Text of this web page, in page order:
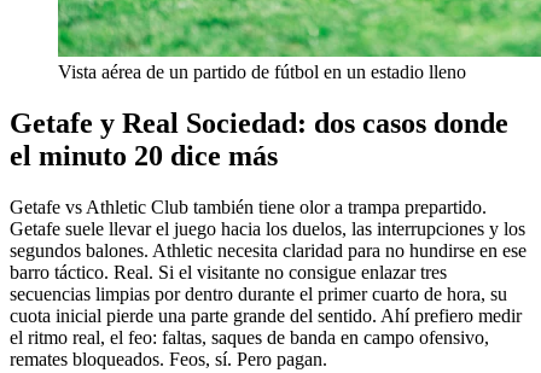
Vista aérea de un partido de fútbol en un estadio lleno
Getafe y Real Sociedad: dos casos donde
el minuto 20 dice más
Getafe vs Athletic Club también tiene olor a trampa prepartido.
Getafe suele llevar el juego hacia los duelos, las interrupciones y los
segundos balones. Athletic necesita claridad para no hundirse en ese
barro táctico. Real. Si el visitante no consigue enlazar tres
secuencias limpias por dentro durante el primer cuarto de hora, su
cuota inicial pierde una parte grande del sentido. Ahí prefiero medir
el ritmo real, el feo: faltas, saques de banda en campo ofensivo,
remates bloqueados. Feos, sí. Pero pagan.